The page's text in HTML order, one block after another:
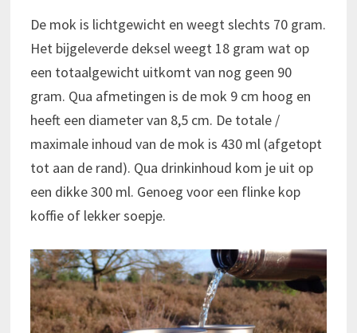
De mok is lichtgewicht en weegt slechts 70 gram.
Het bijgeleverde deksel weegt 18 gram wat op
een totaalgewicht uitkomt van nog geen 90
gram. Qua afmetingen is de mok 9 cm hoog en
heeft een diameter van 8,5 cm. De totale /
maximale inhoud van de mok is 430 ml (afgetopt
tot aan de rand). Qua drinkinhoud kom je uit op
een dikke 300 ml. Genoeg voor een flinke kop
koffie of lekker soepje.